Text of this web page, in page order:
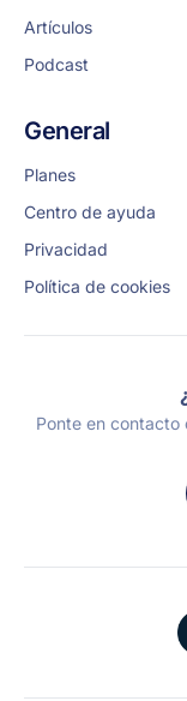
Artículos
Podcast
General
Planes
Centro de ayuda
Privacidad
Política de cookies
Ponte en contacto